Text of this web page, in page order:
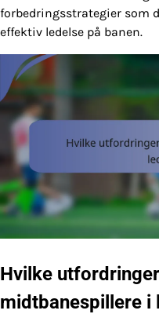
forbedringsstrategier som
effektiv ledelse på banen.
Hvilke
midtbanespillere i